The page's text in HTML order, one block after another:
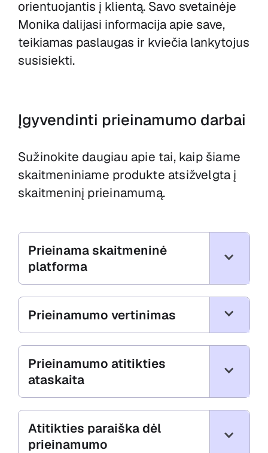
orientuojantis į klientą. Savo svetainėje
Monika dalijasi informacija apie save,
teikiamas paslaugas ir kviečia lankytojus
susisiekti.
Įgyvendinti prieinamumo darbai
Sužinokite daugiau apie tai, kaip šiame
skaitmeniniame produkte atsižvelgta į
skaitmeninį prieinamumą.
Prieinama skaitmeninė
platforma
Prieinamumo vertinimas
Prieinamumo atitikties
ataskaita
Atitikties paraiška dėl
prieinamumo